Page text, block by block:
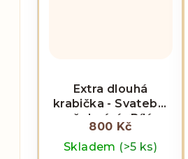
Extra dlouhá
krabička - Svatební
požehnání - Bílá a
slonovinová
800 Kč
Skladem (>5 ks)